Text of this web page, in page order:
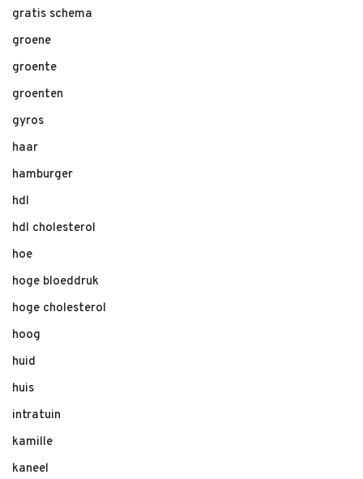
gratis schema
groene
groente
groenten
gyros
haar
hamburger
hdl
hdl cholesterol
hoe
hoge bloeddruk
hoge cholesterol
hoog
huid
huis
intratuin
kamille
kaneel